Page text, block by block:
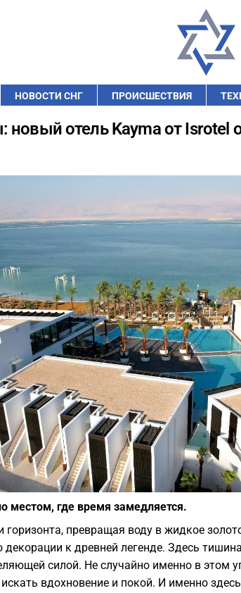
НОВОСТИ СНГ ПРОИСШЕСТВИЯ
новый отель Kayma от Isrotel
местом, где время замедляется.
горизонта, превращая воду в жидкое
декорации к древней легенде. Здесь
силой. Не случайно именно в этом
вдохновение и покой. И именно